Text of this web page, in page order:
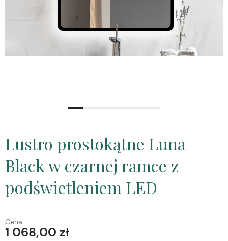
Lustro prostokątne Luna
Black w czarnej ramce z
podświetleniem LED
Cena:
1 068,00 zł